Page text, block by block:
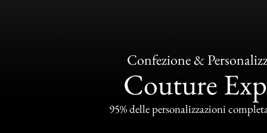
Confezione &
Couture
95% delle personalizzazioni